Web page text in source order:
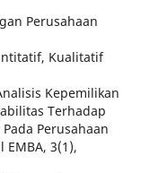
Perusahaan
Kualitatif
Kepemilikan
Terhadap
Perusahaan
3(1),